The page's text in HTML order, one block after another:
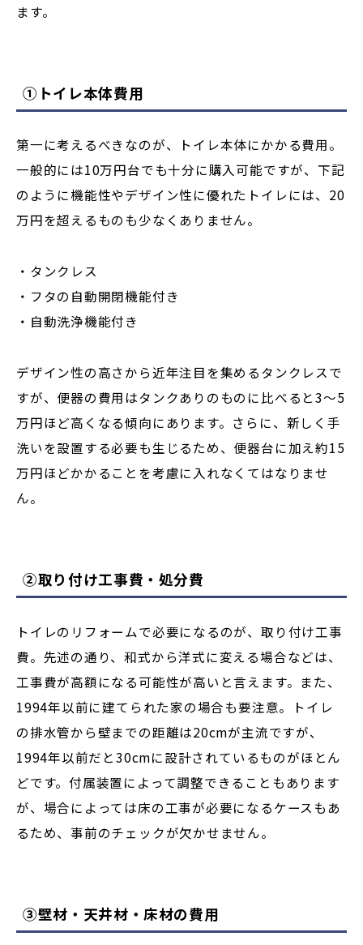
ます。
①トイレ本体費用
第一に考えるべきなのが、トイレ本体にかかる費用。
一般的には10万円台でも十分に購入可能ですが、下記
のように機能性やデザイン性に優れたトイレには、20
万円を超えるものも少なくありません。
・タンクレス
・フタの自動開閉機能付き
・自動洗浄機能付き
デザイン性の高さから近年注目を集めるタンクレスで
すが、便器の費用はタンクありのものに比べると3～5
万円ほど高くなる傾向にあります。さらに、新しく手
洗いを設置する必要も生じるため、便器台に加え約15
万円ほどかかることを考慮に入れなくてはなりませ
ん。
②取り付け工事費・処分費
トイレのリフォームで必要になるのが、取り付け工事
費。先述の通り、和式から洋式に変える場合などは、
工事費が高額になる可能性が高いと言えます。また、
1994年以前に建てられた家の場合も要注意。トイレ
の排水管から壁までの距離は20cmが主流ですが、
1994年以前だと30cmに設計されているものがほとん
どです。付属装置によって調整できることもあります
が、場合によっては床の工事が必要になるケースもあ
るため、事前のチェックが欠かせません。
③壁材・天井材・床材の費用